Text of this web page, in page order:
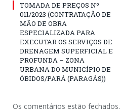
TOMADA DE PREÇOS Nº
011/2023 (CONTRATAÇÃO DE
MÃO DE OBRA
ESPECIALIZADA PARA
EXECUTAR OS SERVIÇOS DE
DRENAGEM SUPERFICIAL E
PROFUNDA – ZONA
URBANA DO MUNICÍPIO DE
ÓBIDOS/PARÁ (PARAGÁS))
Os comentários estão fechados.